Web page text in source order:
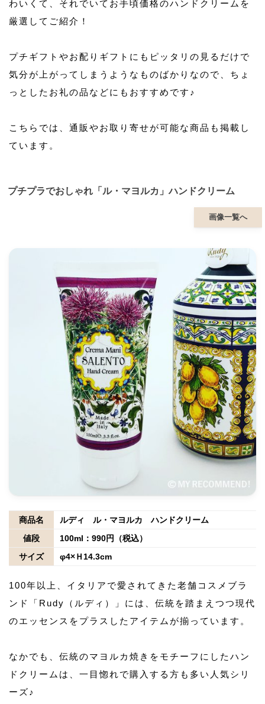
わいくて、それでいてお手頃価格のハンドクリームを
厳選してご紹介！
プチギフトやお配りギフトにもピッタリの見るだけで
気分が上がってしまうようなものばかりなので、ちょ
っとしたお礼の品などにもおすすめです♪
こちらでは、通販やお取り寄せが可能な商品も掲載し
ています。
プチプラでおしゃれ「ル・マヨルカ」ハンドクリーム
画像一覧へ
商品名
ルディ ル・マヨルカ ハンドクリーム
値段
100ml：990円（税込）
サイズ
φ4×Ｈ14.3cm
100年以上、イタリアで愛されてきた老舗コスメブラ
ンド「Rudy（ルディ）」には、伝統を踏まえつつ現代
のエッセンスをプラスしたアイテムが揃っています。
なかでも、伝統のマヨルカ焼きをモチーフにしたハン
ドクリームは、一目惚れで購入する方も多い人気シリ
ーズ♪